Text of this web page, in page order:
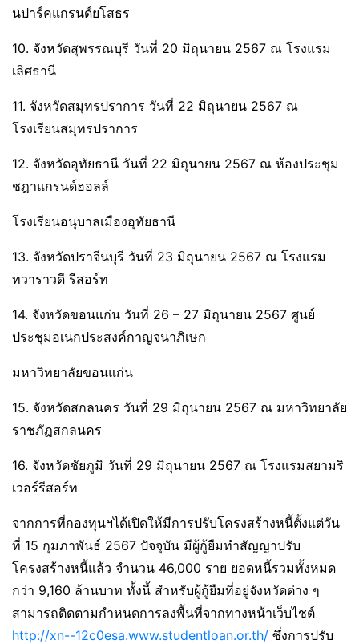
นปาร์คแกรนด์ยโสธร
10. จังหวัดสุพรรณบุรี วันที่ 20 มิถุนายน 2567 ณ โรงแรม
เลิศธานี
11. จังหวัดสมุทรปราการ วันที่ 22 มิถุนายน 2567 ณ
โรงเรียนสมุทรปราการ
12. จังหวัดอุทัยธานี วันที่ 22 มิถุนายน 2567 ณ ห้องประชุม
ชฎาแกรนด์ฮอลล์
โรงเรียนอนุบาลเมืองอุทัยธานี
13. จังหวัดปราจีนบุรี วันที่ 23 มิถุนายน 2567 ณ โรงแรม
ทวาราวดี รีสอร์ท
14. จังหวัดขอนแก่น วันที่ 26 – 27 มิถุนายน 2567 ศูนย์
ประชุมอเนกประสงค์กาญจนาภิเษก
มหาวิทยาลัยขอนแก่น
15. จังหวัดสกลนคร วันที่ 29 มิถุนายน 2567 ณ มหาวิทยาลัย
ราชภัฏสกลนคร
16. จังหวัดชัยภูมิ วันที่ 29 มิถุนายน 2567 ณ โรงแรมสยามริ
เวอร์รีสอร์ท
จากการที่กองทุนฯได้เปิดให้มีการปรับโครงสร้างหนี้ตั้งแต่วัน
ที่ 15 กุมภาพันธ์ 2567 ปัจจุบัน มีผู้กู้ยืมทำสัญญาปรับ
โครงสร้างหนี้แล้ว จำนวน 46,000 ราย ยอดหนี้รวมทั้งหมด
กว่า 9,160 ล้านบาท ทั้งนี้ สำหรับผู้กู้ยืมที่อยู่จังหวัดต่าง ๆ
สามารถติดตามกำหนดการลงพื้นที่จากทางหน้าเว็บไชต์
http://xn--12c0esa.www.studentloan.or.th/ ซึ่งการปรับ